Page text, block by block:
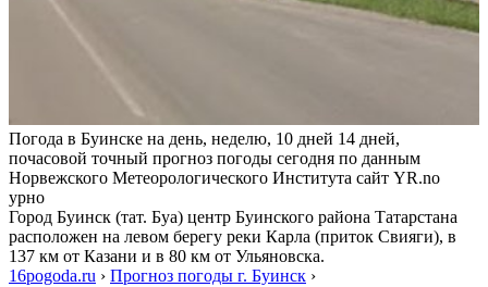
Погода в Буинске на день, неделю, 10 дней 14 дней,
почасовой точный прогноз погоды сегодня по данным
Норвежского Метеорологического Института сайт YR.no
урно
Город Буинск (тат. Буа) центр Буинского района Татарстана
расположен на левом берегу реки Карла (приток Свияги), в
137 км от Казани и в 80 км от Ульяновска.
16pogoda.ru › Прогноз погоды г. Буинск ›